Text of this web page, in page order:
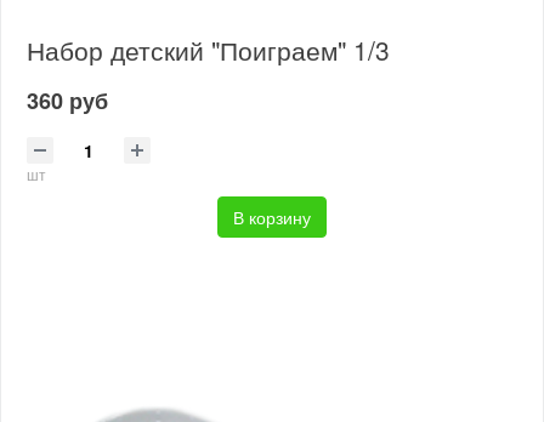
Набор детский "Поиграем" 1/3
360 руб
шт
В корзину